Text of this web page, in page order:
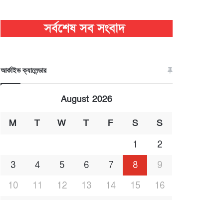
আর্কাইভ ক্যালেন্ডার
August 2026
M T W T F S S
1
2
3
4 5 6 7 8
9
10
11 12 13 14 15
16